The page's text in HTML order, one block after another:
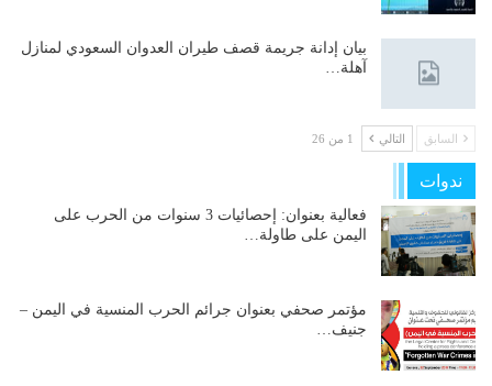
بيان إدانة جريمة قصف طيران العدوان السعودي لمنازل
آهلة…
السابق التالي 1 من 26
ندوات
فعالية بعنوان: إحصائيات 3 سنوات من الحرب على
اليمن على طاولة…
مؤتمر صحفي بعنوان جرائم الحرب المنسية في اليمن –
جنيف…